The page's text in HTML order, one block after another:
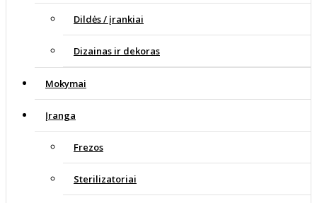
Dildės / įrankiai
Dizainas ir dekoras
Mokymai
Įranga
Frezos
Sterilizatoriai